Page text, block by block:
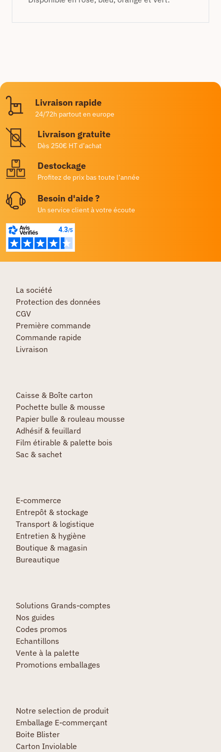
Livraison rapide
24/72h partout en europe
Livraison gratuite
Dès 250€ HT d’achat
Destockage
Profitez de prix bas toute l’année
Besoin d'aide ?
Un service client à votre écoute
La société
Protection des données
CGV
Première commande
Commande rapide
Livraison
Caisse & Boîte carton
Pochette bulle & mousse
Papier bulle & rouleau mousse
Adhésif & feuillard
Film étirable & palette bois
Sac & sachet
E-commerce
Entrepôt & stockage
Transport & logistique
Entretien & hygiène
Boutique & magasin
Bureautique
Solutions Grands-comptes
Nos guides
Codes promos
Echantillons
Vente à la palette
Promotions emballages
Notre selection de produit
Emballage E-commerçant
Boite Blister
Carton Inviolable